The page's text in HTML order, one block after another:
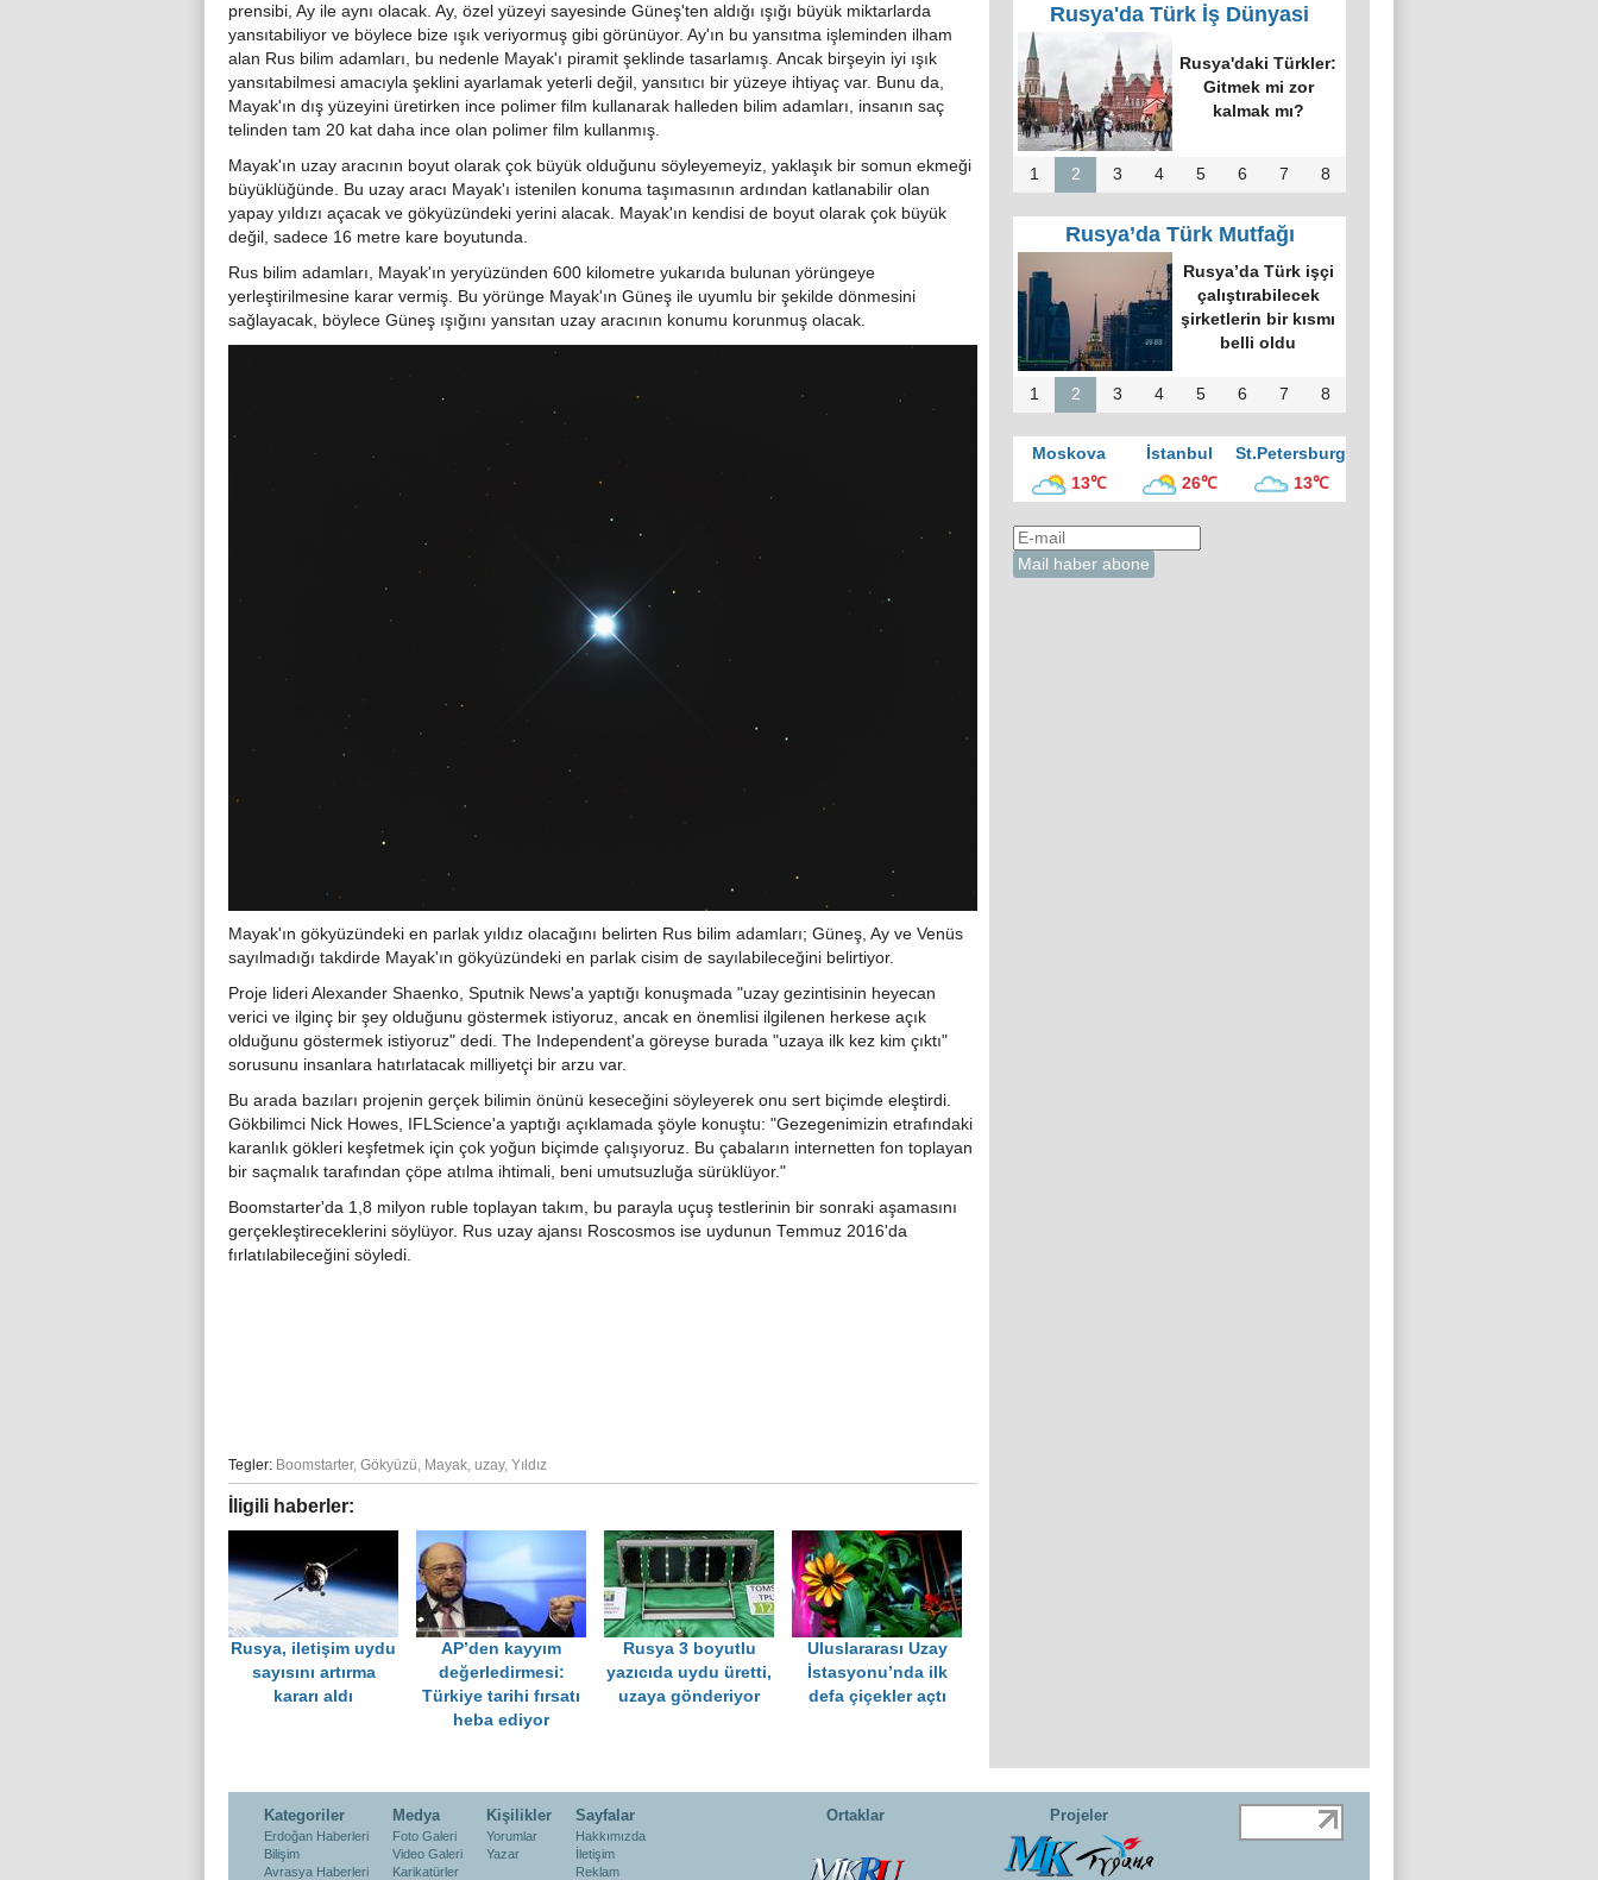
prensibi, Ay ile aynı olacak. Ay, özel yüzeyi sayesinde Güneş'ten aldığı ışığı büyük miktarlarda
yansıtabiliyor ve böylece bize ışık veriyormuş gibi görünüyor. Ay'ın bu yansıtma işleminden ilham
alan Rus bilim adamları, bu nedenle Mayak'ı piramit şeklinde tasarlamış. Ancak birşeyin iyi ışık
yansıtabilmesi amacıyla şeklini ayarlamak yeterli değil, yansıtıcı bir yüzeye ihtiyaç var. Bunu da,
Mayak'ın dış yüzeyini üretirken ince polimer film kullanarak halleden bilim adamları, insanın saç
telinden tam 20 kat daha ince olan polimer film kullanmış.
Mayak'ın uzay aracının boyut olarak çok büyük olduğunu söyleyemeyiz, yaklaşık bir somun ekmeği
büyüklüğünde. Bu uzay aracı Mayak'ı istenilen konuma taşımasının ardından katlanabilir olan
yapay yıldızı açacak ve gökyüzündeki yerini alacak. Mayak'ın kendisi de boyut olarak çok büyük
değil, sadece 16 metre kare boyutunda.
Rus bilim adamları, Mayak'ın yeryüzünden 600 kilometre yukarıda bulunan yörüngeye
yerleştirilmesine karar vermiş. Bu yörünge Mayak'ın Güneş ile uyumlu bir şekilde dönmesini
sağlayacak, böylece Güneş ışığını yansıtan uzay aracının konumu korunmuş olacak.
Mayak'ın gökyüzündeki en parlak yıldız olacağını belirten Rus bilim adamları; Güneş, Ay ve Venüs
sayılmadığı takdirde Mayak'ın gökyüzündeki en parlak cisim de sayılabileceğini belirtiyor.
Proje lideri Alexander Shaenko, Sputnik News'a yaptığı konuşmada "uzay gezintisinin heyecan
verici ve ilginç bir şey olduğunu göstermek istiyoruz, ancak en önemlisi ilgilenen herkese açık
olduğunu göstermek istiyoruz" dedi. The Independent'a göreyse burada "uzaya ilk kez kim çıktı"
sorusunu insanlara hatırlatacak milliyetçi bir arzu var.
Bu arada bazıları projenin gerçek bilimin önünü keseceğini söyleyerek onu sert biçimde eleştirdi.
Gökbilimci Nick Howes, IFLScience'a yaptığı açıklamada şöyle konuştu: "Gezegenimizin etrafındaki
karanlık gökleri keşfetmek için çok yoğun biçimde çalışıyoruz. Bu çabaların internetten fon toplayan
bir saçmalık tarafından çöpe atılma ihtimali, beni umutsuzluğa sürüklüyor."
Boomstarter'da 1,8 milyon ruble toplayan takım, bu parayla uçuş testlerinin bir sonraki aşamasını
gerçekleştireceklerini söylüyor. Rus uzay ajansı Roscosmos ise uydunun Temmuz 2016'da
fırlatılabileceğini söyledi.
Tegler: Boomstarter, Gökyüzü, Mayak, uzay, Yıldız
İligili haberler:
Rusya, iletişim uydu
sayısını artırma
kararı aldı
AP’den kayyım
değerledirmesi:
Türkiye tarihi fırsatı
heba ediyor
Rusya 3 boyutlu
yazıcıda uydu üretti,
uzaya gönderiyor
Uluslararası Uzay
İstasyonu’nda ilk
defa çiçekler açtı
Rusya'da Türk İş Dünyasi
RUTID üyeleri ve
Putin’in temsilcisi
Moskova’da bir
araya geldi
1 2 3 4 5 6 7 8
Rusya’da Türk Mutfağı
Moskova’nın en
büyük kültür
merkezinde “Türk
Kahvesi Gecesi”
düzenlendi
1 2 3 4 5 6 7 8
Moskova İstanbul
St.Petersburg
13℃
26℃ 13℃
Kategoriler
Erdoğan Haberleri
Bilişim
Avrasya Haberleri
Medya
Foto Galeri
Video Galeri
Karikatürler
Kişilikler
Yorumlar
Yazar
Sayfalar
Hakkımızda
İletişim
Reklam
Ortaklar Projeler